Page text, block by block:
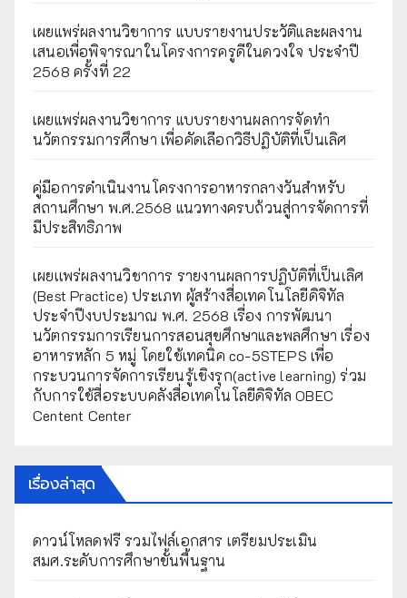
เผยแพร่ผลงานวิชาการ แบบรายงานประวัติและผลงาน
เสนอเพื่อพิจารณาในโครงการครูดีในดวงใจ ประจำปี
2568 ครั้งที่ 22
เผยแพร่ผลงานวิชาการ แบบรายงานผลการจัดทำ
นวัตกรรมการศึกษา เพื่อคัดเลือกวิธีปฏิบัติที่เป็นเลิศ
คู่มือการดำเนินงานโครงการอาหารกลางวันสำหรับ
สถานศึกษา พ.ศ.2568 แนวทางครบถ้วนสู่การจัดการที่
มีประสิทธิภาพ
เผยเเพร่ผลงานวิชาการ รายงานผลการปฏิบัติที่เป็นเลิศ
(Best Practice) ประเภท ผู้สร้างสื่อเทคโนโลยีดิจิทัล
ประจำปีงบประมาณ พ.ศ. 2568 เรื่อง การพัฒนา
นวัตกรรมการเรียนการสอนสุขศึกษาและพลศึกษา เรื่อง
อาหารหลัก 5 หมู่ โดยใช้เทคนิค co-5STEPS เพื่อ
กระบวนการจัดการเรียนรู้เชิงรุก(active learning) ร่วม
กับการใช้สื่อระบบคลังสื่อเทคโนโลยีดิจิทัล OBEC
Centent Center
เรื่องล่าสุด
ดาวน์โหลดฟรี รวมไฟล์เอกสาร เตรียมประเมิน
สมศ.ระดับการศึกษาขั้นพื้นฐาน